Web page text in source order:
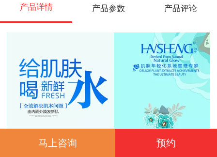
产品详情 产品参数 产品评论
马上咨询 预约